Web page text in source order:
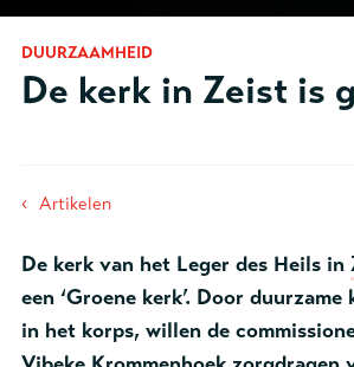
DUURZAAMHEID
De kerk in Zeist is
‹ Artikelen
De kerk van het Leger des Heils in
een ‘Groene kerk’. Door duurzame
in het korps, willen de